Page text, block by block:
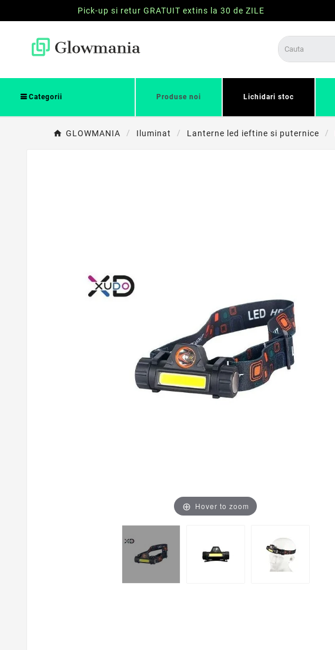
Pick-up si retur GRATUIT extins la 30 de ZILE
Categorii Produse noi Lichidari stoc
GLOWMANIA Iluminat Lanterne led ieftine si puternice
Hover to zoom